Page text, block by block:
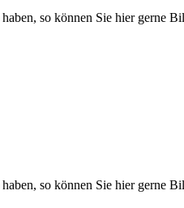
so können Sie hier gerne
so können Sie hier gerne